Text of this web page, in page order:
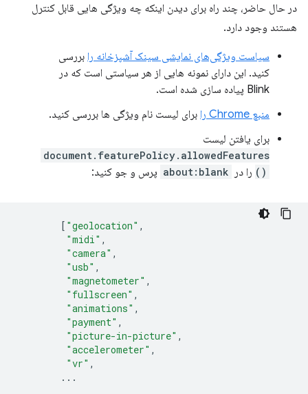
در حال حاضر، چند راه برای دیدن اینکه چه ویژگی هایی قابل کنترل
هستند وجود دارد.
سیاست ویژگی‌های نمایشی سینک آشپزخانه را بررسی
کنید. این دارای نمونه هایی از هر سیاستی است که در
Blink پیاده سازی شده است.
منبع Chrome را
برای لیست نام ویژگی ها بررسی کنید.
برای یافتن لیست
document.featurePolicy.allowedFeatures
() را در about:blank پرس و جو کنید:
[ "geolocation" ,
"midi" ,
"camera" ,
"usb" ,
"magnetometer" ,
"fullscreen" ,
"animations" ,
"payment" ,
"picture-in-picture" ,
"accelerometer" ,
"vr" ,
...